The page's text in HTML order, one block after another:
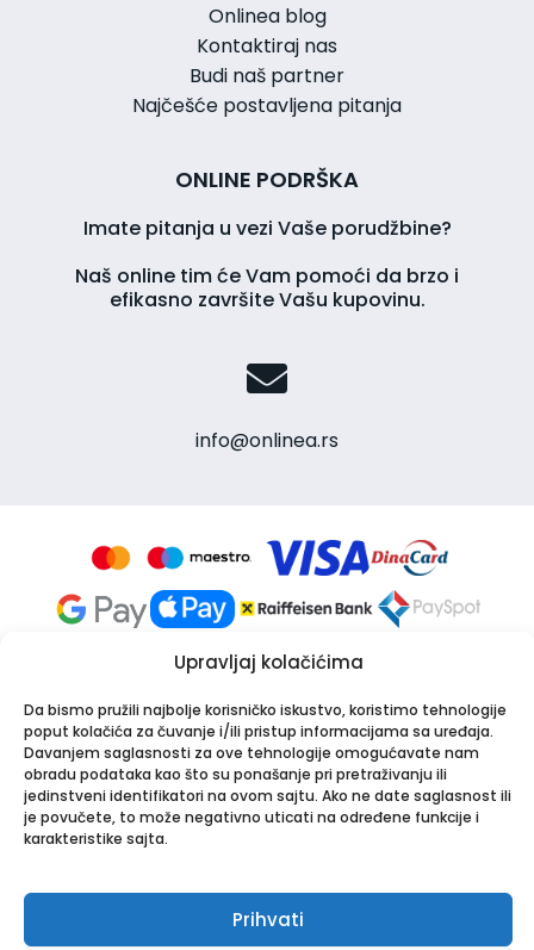
Upravljaj kolačićima
Da bismo pružili najbolje korisničko iskustvo, koristimo tehnologije
poput kolačića za čuvanje i/ili pristup informacijama sa uređaja.
Davanjem saglasnosti za ove tehnologije omogućavate nam
obradu podataka kao što su ponašanje pri pretraživanju ili
jedinstveni identifikatori na ovom sajtu. Ako ne date saglasnost ili
je povučete, to može negativno uticati na određene funkcije i
karakteristike sajta.
Prihvati
Onlinea blog
Kontaktiraj nas
Budi naš partner
Najčešće postavljena pitanja
ONLINE PODRŠKA
Imate pitanja u vezi Vaše porudžbine?
Naš online tim će Vam pomoći da brzo i
efikasno završite Vašu kupovinu.
info@onlinea.rs
Apotekarska ustanova Onlinea
Bulevar Patrijarha Pavla 8A, 21000 Novi Sad
PIB: 114024247 | Matični broj: 26001250
Copyright © Onlinea. Sva prava zadržana